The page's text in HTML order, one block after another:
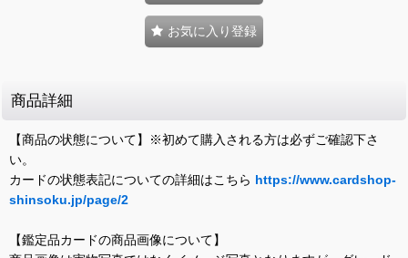
お気に入り登録
商品詳細
【商品の状態について】※初めて購入される方は必ずご確認下さ
い。
カードの状態表記についての詳細はこちら https://www.cardshop-
shinsoku.jp/page/2
【鑑定品カードの商品画像について】